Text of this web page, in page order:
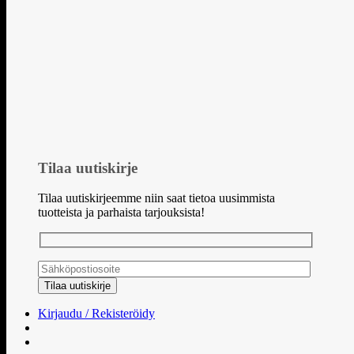
Tilaa uutiskirje
Tilaa uutiskirjeemme niin saat tietoa uusimmista
tuotteista ja parhaista tarjouksista!
Kirjaudu / Rekisteröidy